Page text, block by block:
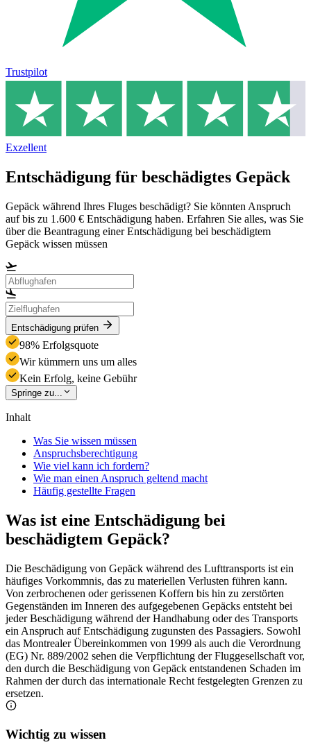
Trustpilot
Exzellent
Entschädigung für beschädigtes Gepäck
Gepäck während Ihres Fluges beschädigt? Sie könnten Anspruch
auf bis zu 1.600 € Entschädigung haben. Erfahren Sie alles, was Sie
über die Beantragung einer Entschädigung bei beschädigtem
Gepäck wissen müssen
Entschädigung prüfen
98% Erfolgsquote
Wir kümmern uns um alles
Kein Erfolg, keine Gebühr
Springe zu...
Inhalt
Was Sie wissen müssen
Anspruchsberechtigung
Wie viel kann ich fordern?
Wie man einen Anspruch geltend macht
Häufig gestellte Fragen
Was ist eine Entschädigung bei
beschädigtem Gepäck?
Die Beschädigung von Gepäck während des Lufttransports ist ein
häufiges Vorkommnis, das zu materiellen Verlusten führen kann.
Von zerbrochenen oder gerissenen Koffern bis hin zu zerstörten
Gegenständen im Inneren des aufgegebenen Gepäcks entsteht bei
jeder Beschädigung während der Handhabung oder des Transports
ein Anspruch auf Entschädigung zugunsten des Passagiers. Sowohl
das Montrealer Übereinkommen von 1999 als auch die Verordnung
(EG) Nr. 889/2002 sehen die Verpflichtung der Fluggesellschaft vor,
den durch die Beschädigung von Gepäck entstandenen Schaden im
Rahmen der durch das internationale Recht festgelegten Grenzen zu
ersetzen.
Wichtig zu wissen